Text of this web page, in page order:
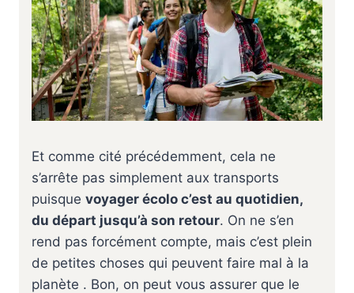
Et comme cité précédemment, cela ne
s’arrête pas simplement aux transports
puisque voyager écolo c’est au quotidien,
du départ jusqu’à son retour. On ne s’en
rend pas forcément compte, mais c’est plein
de petites choses qui peuvent faire mal à la
planète . Bon, on peut vous assurer que le